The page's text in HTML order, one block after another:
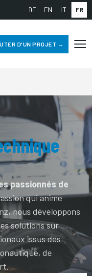
DE EN IT FR
D'UN PROJET →
passionnés de
qui anime
nous développons
solutions sur
issus des
de